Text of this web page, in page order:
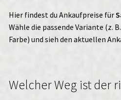
Hier findest du Ankaufpreise für
Wähle die passende Variante (z.
Farbe) und sieh den aktuellen
Welcher Weg ist der